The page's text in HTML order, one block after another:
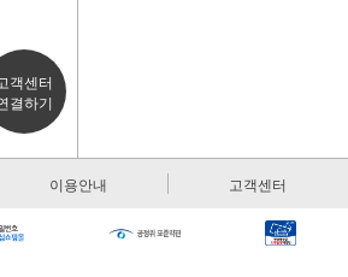
객센터
결하기
이용안내 고객센터